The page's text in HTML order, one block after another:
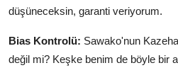
düşüneceksin, garanti veriyorum.
Bias Kontrolü: Sawako'nun
değil mi? Keşke benim de böyle bir